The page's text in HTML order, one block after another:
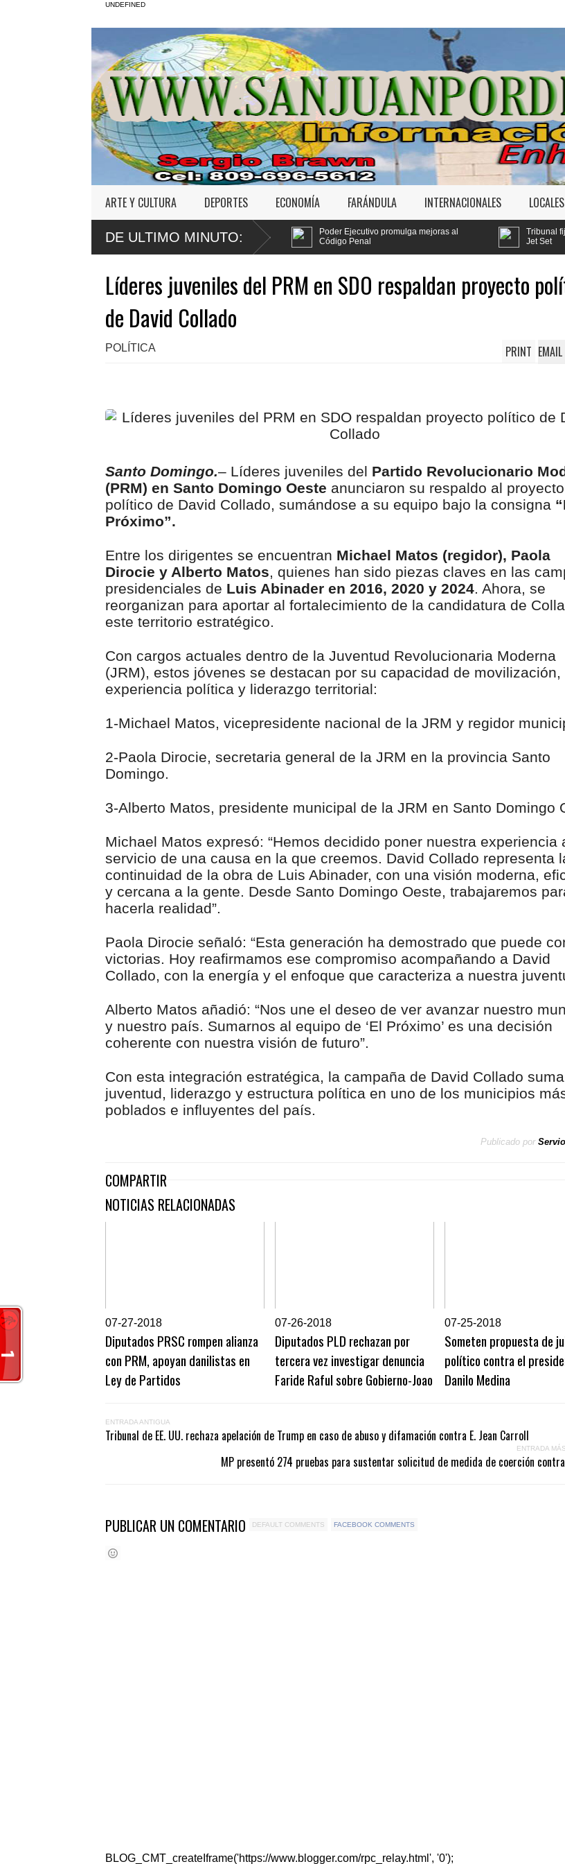
UNDEFINED
ARTE Y CULTURA DEPORTES ECONOMÍA FARÁNDULA INTERNACIONALES LOCALES
DE ULTIMO MINUTO:
Franco apela sentencia por abuso sexual
Poder Ejecutivo promulga mejoras al
Código Penal
Tribunal fija para agosto primera
Líderes juveniles del PRM en SDO respaldan proyecto
de David Collado
POLÍTICA PRINT EMAIL
Santo Domingo.– Líderes juveniles del Partido Revolucionario
(PRM) en Santo Domingo Oeste anunciaron su respaldo al proyecto
político de David Collado, sumándose a su equipo bajo la consigna
Próximo”.
Entre los dirigentes se encuentran Michael Matos (regidor), Paola
Dirocie y Alberto Matos, quienes han sido piezas claves en las
presidenciales de Luis Abinader en 2016, 2020 y 2024. Ahora, se
reorganizan para aportar al fortalecimiento de la candidatura de
este territorio estratégico.
Con cargos actuales dentro de la Juventud Revolucionaria Moderna
(JRM), estos jóvenes se destacan por su capacidad de movilización,
experiencia política y liderazgo territorial:
1-Michael Matos, vicepresidente nacional de la JRM y regidor
2-Paola Dirocie, secretaria general de la JRM en la provincia Santo
Domingo.
3-Alberto Matos, presidente municipal de la JRM en Santo Domingo
Michael Matos expresó: “Hemos decidido poner nuestra experiencia
servicio de una causa en la que creemos. David Collado representa
continuidad de la obra de Luis Abinader, con una visión moderna,
y cercana a la gente. Desde Santo Domingo Oeste, trabajaremos
hacerla realidad”.
Paola Dirocie señaló: “Esta generación ha demostrado que puede
victorias. Hoy reafirmamos ese compromiso acompañando a David
Collado, con la energía y el enfoque que caracteriza a nuestra
Alberto Matos añadió: “Nos une el deseo de ver avanzar nuestro
y nuestro país. Sumarnos al equipo de ‘El Próximo’ es una decisión
coherente con nuestra visión de futuro”.
Con esta integración estratégica, la campaña de David Collado suma
juventud, liderazgo y estructura política en uno de los municipios
poblados e influyentes del país.
Publicado por
COMPARTIR
NOTICIAS RELACIONADAS
07-27-2018
Diputados PRSC rompen alianza
con PRM, apoyan danilistas en
Ley de Partidos
07-26-2018
Diputados PLD rechazan por
tercera vez investigar denuncia
Faride Raful sobre Gobierno-Joao
07-25-2018
Someten propuesta de
político contra el
Danilo Medina
ENTRADA ANTIGUA
Tribunal de EE. UU. rechaza apelación de Trump en caso de abuso y difamación contra E. Jean Carroll
ENTRADA
MP presentó 274 pruebas para sustentar solicitud de medida de coerción
PUBLICAR UN COMENTARIO DEFAULT COMMENTS FACEBOOK COMMENTS
BLOG_CMT_createIframe('https://www.blogger.com/rpc_relay.html', '0');